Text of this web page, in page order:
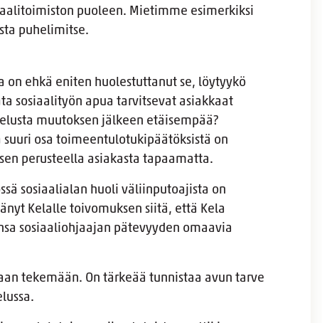
puoleen. Mietimme esimerkiksi
puhelimitse.
on ehkä eniten huolestuttanut se, löytyykö
sosiaalityön apua tarvitsevat asiakkaat
muutoksen jälkeen etäisempää?
osa toimeentulotukipäätöksistä on
perusteella asiakasta tapaamatta.
sosiaalialan huoli väliinputoajista on
Kelalle toivomuksen siitä, että Kela
sosiaaliohjaajan pätevyyden omaavia
tekemään. On tärkeää tunnistaa avun tarve